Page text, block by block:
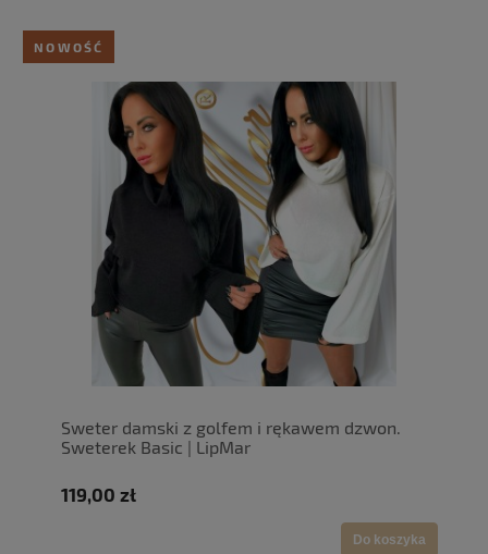
Sweter damski z golfem i rękawem dzwon.
Sweterek Basic | LipMar
119,00 zł
Do koszyka
NOWOŚĆ